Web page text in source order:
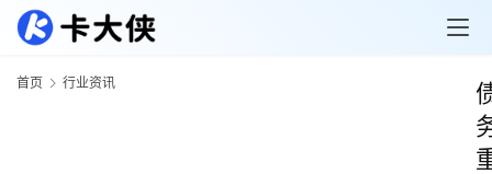
首页 行业资讯